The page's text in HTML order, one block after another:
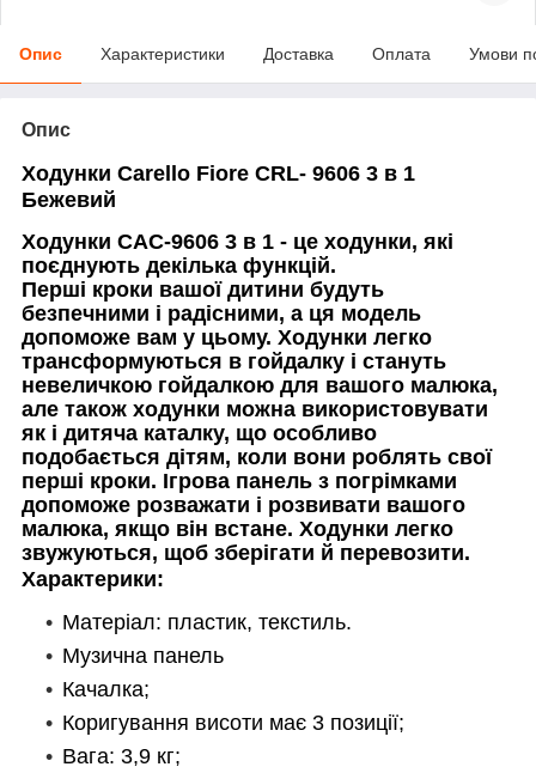
Опис Характеристики Доставка Оплата Умови
Опис
Ходунки Carello Fiore CRL- 9606 3 в 1
Бежевий
Ходунки САС-9606 3 в 1 - це ходунки, які
поєднують декілька функцій.
Перші кроки вашої дитини будуть
безпечними і радісними, а ця модель
допоможе вам у цьому. Ходунки легко
трансформуються в гойдалку і стануть
невеличкою гойдалкою для вашого малюка,
але також ходунки можна використовувати
як і дитяча каталку, що особливо
подобається дітям, коли вони роблять свої
перші кроки. Ігрова панель з погрімками
допоможе розважати і розвивати вашого
малюка, якщо він встане. Ходунки легко
звужуються, щоб зберігати й перевозити.
Характерики:
Матеріал: пластик, текстиль.
Музична панель
Качалка;
Коригування висоти має 3 позиції;
Вага: 3,9 кг;